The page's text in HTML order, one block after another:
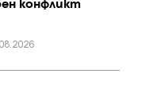
конфликт